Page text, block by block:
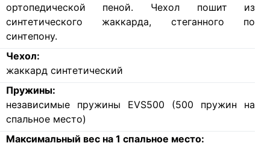
ортопедической пеной. Чехол пошит из
синтетического жаккарда, стеганного по
синтепону.
Чехол:
жаккард синтетический
Пружины:
независимые пружины EVS500 (500 пружин на
спальное место)
Максимальный вес на 1 спальное место: